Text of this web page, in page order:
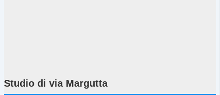
Studio di via Margutta